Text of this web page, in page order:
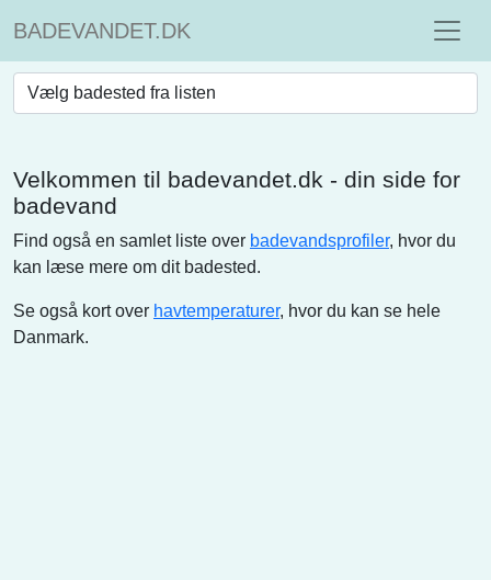
BADEVANDET.DK
Velkommen til badevandet.dk - din side for
badevand
Find også en samlet liste over badevandsprofiler, hvor du
kan læse mere om dit badested.
Se også kort over havtemperaturer, hvor du kan se hele
Danmark.